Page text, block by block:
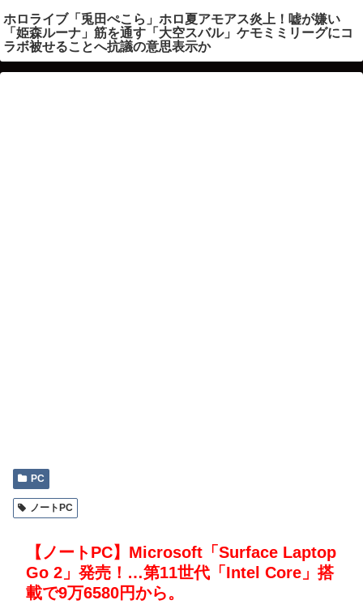
ホロライブ「兎田ぺこら」ホロ夏アモアス炎上！嘘が嫌い
「姫森ルーナ」筋を通す「大空スバル」ケモミミリーグにコ
ラボ被せることへ抗議の意思表示か
PC
ノートPC
【ノートPC】Microsoft「Surface Laptop
Go 2」発売！…第11世代「Intel Core」搭
載で9万6580円から。